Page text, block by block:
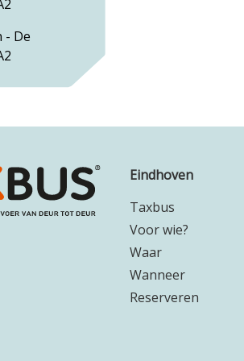
- De
Eindhoven
Taxbus
Voor wie?
Waar
Wanneer
Reserveren